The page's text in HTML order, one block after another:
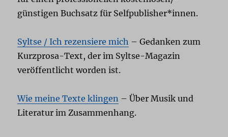
günstigen Buchsatz für Selfpublisher*innen.
Syltse / Ich rezensiere mich – Gedanken zum
Kurzprosa-Text, der im Syltse-Magazin
veröffentlicht worden ist.
Wie meine Texte klingen – Über Musik und
Literatur im Zusammenhang.